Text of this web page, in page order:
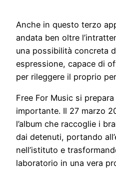
Anche in questo terzo
andata ben oltre
una possibilità concreta
espressione, capace di
per rileggere il proprio
Free For Music si
importante. Il 27 marzo
l’album che raccoglie i
dai detenuti, portando
nell’istituto e
laboratorio in una vera